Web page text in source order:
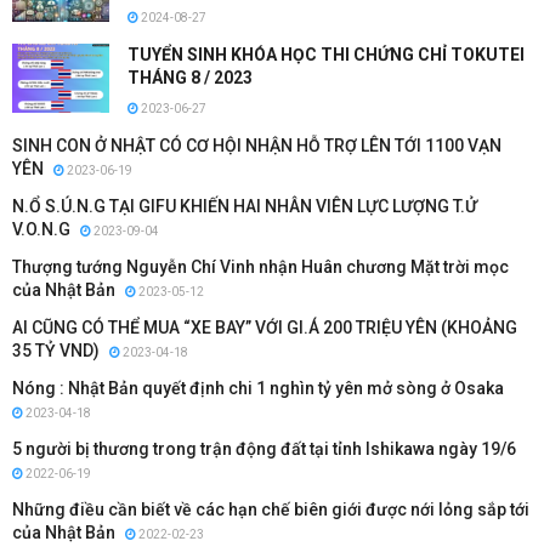
2024-08-27
TUYỂN SINH KHÓA HỌC THI CHỨNG CHỈ TOKUTEI
THÁNG 8 / 2023
2023-06-27
SINH CON Ở NHẬT CÓ CƠ HỘI NHẬN HỖ TRỢ LÊN TỚI 1100 VẠN
YÊN
2023-06-19
N.Ổ S.Ú.N.G TẠI GIFU KHIẾN HAI NHÂN VIÊN LỰC LƯỢNG T.Ử
V.O.N.G
2023-09-04
Thượng tướng Nguyễn Chí Vinh nhận Huân chương Mặt trời mọc
của Nhật Bản
2023-05-12
AI CŨNG CÓ THỂ MUA “XE BAY” VỚI GI.Á 200 TRIỆU YÊN (KHOẢNG
35 TỶ VND)
2023-04-18
Nóng : Nhật Bản quyết định chi 1 nghìn tỷ yên mở sòng ở Osaka
2023-04-18
5 người bị thương trong trận động đất tại tỉnh Ishikawa ngày 19/6
2022-06-19
Những điều cần biết về các hạn chế biên giới được nới lỏng sắp tới
của Nhật Bản
2022-02-23